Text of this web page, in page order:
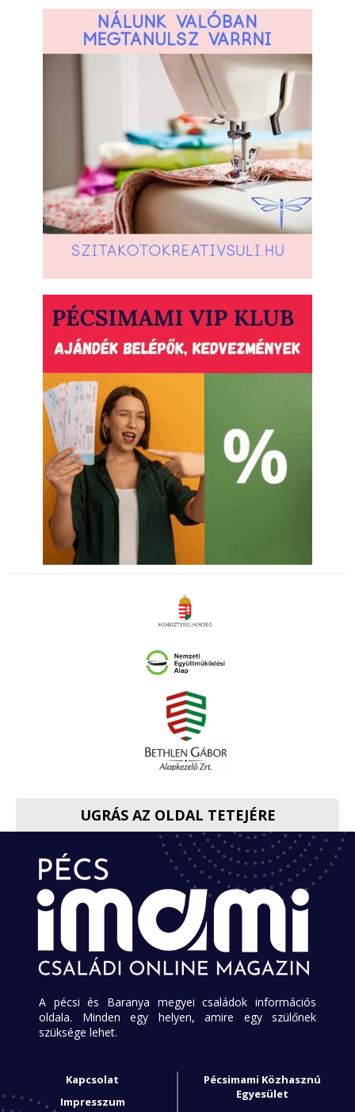
UGRÁS AZ OLDAL TETEJÉRE
A pécsi és Baranya megyei családok információs
oldala. Minden egy helyen, amire egy szülőnek
szüksége lehet.
Kapcsolat
Impresszum
Pécsimami Közhasznú
Egyesület